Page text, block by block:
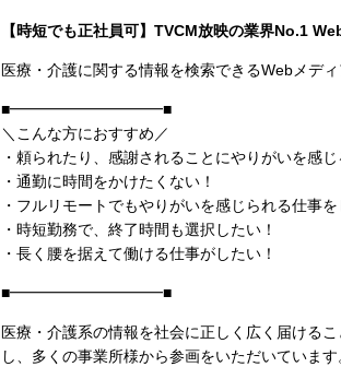
【時短でも正社員可】TVCM放映の業界No.1
医療・介護に関する情報を検索できるWebメデ
■━━━━━━━━━━■
＼こんな方におすすめ／
・頼られたり、感謝されることにやりがいを感じ
・通勤に時間をかけたくない！
・フルリモートでもやりがいを感じられる仕事を
・時短勤務で、終了時間も選択したい！
・長く腰を据えて働ける仕事がしたい！
■━━━━━━━━━━■
医療・介護系の情報を社会に正しく広く届ける
し、多くの事業所様から参画をいただいていま